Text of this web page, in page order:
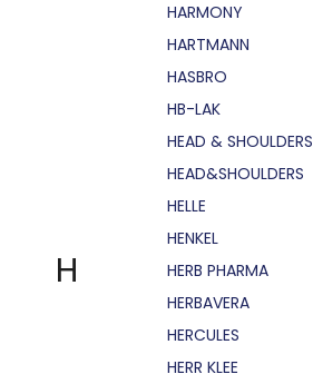
H
HARMONY
HARTMANN
HASBRO
HB-LAK
HEAD & SHOULDERS
HEAD&SHOULDERS
HELLE
HENKEL
HERB PHARMA
HERBAVERA
HERCULES
HERR KLEE